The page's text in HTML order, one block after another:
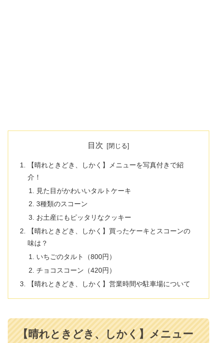
目次
【晴れときどき、しかく】メニューを写真付きで紹
介！
見た目がかわいいタルトケーキ
3種類のスコーン
お土産にもピッタリなクッキー
【晴れときどき、しかく】買ったケーキとスコーンの
味は？
いちごのタルト（800円）
チョコスコーン（420円）
【晴れときどき、しかく】営業時間や駐車場について
【晴れときどき、しかく】メニュー